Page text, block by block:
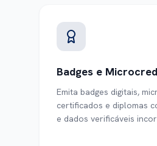
Badges e
Emita badges digitais,
certificados e diplomas
e dados verificáveis